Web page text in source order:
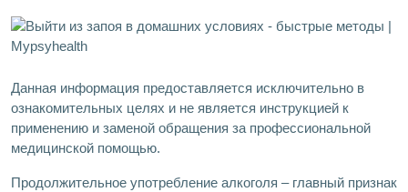
Данная информация предоставляется исключительно в
ознакомительных целях и не является инструкцией к
применению и заменой обращения за профессиональной
медицинской помощью.
Продолжительное употребление алкоголя – главный признак